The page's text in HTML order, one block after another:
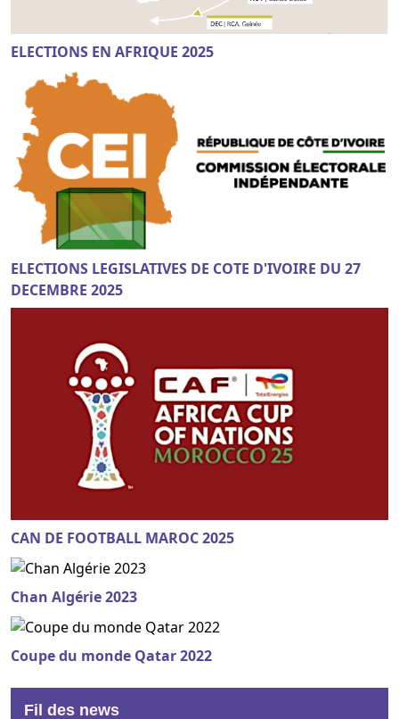
ELECTIONS EN AFRIQUE 2025
ELECTIONS LEGISLATIVES DE COTE D'IVOIRE DU 27
DECEMBRE 2025
CAN DE FOOTBALL MAROC 2025
Chan Algérie 2023
Coupe du monde Qatar 2022
Fil des news